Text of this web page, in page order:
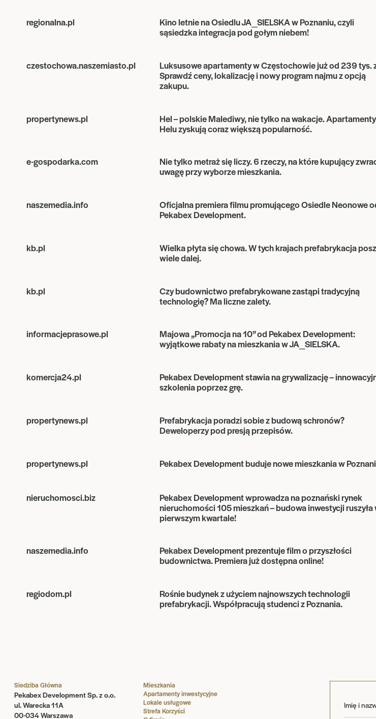
regionalna.pl
Kino letnie na Osiedlu JA_SIELSKA w Poznaniu, czyli
sąsiedzka integracja pod gołym niebem!
czestochowa.naszemiasto.pl
Luksusowe apartamenty w Częstochowie już od 239 tys.
Sprawdź ceny, lokalizację i nowy program najmu z opcją
zakupu.
propertynews.pl
Hel – polskie Malediwy, nie tylko na wakacje.
Helu zyskują coraz większą popularność.
e-gospodarka.com
Nie tylko metraż się liczy. 6 rzeczy, na które kupujący
uwagę przy wyborze mieszkania.
naszemedia.info
Oficjalna premiera filmu promującego Osiedle Neonowe
Pekabex Development.
kb.pl
Wielka płyta się chowa. W tych krajach prefabrykacja
wiele dalej.
kb.pl
Czy budownictwo prefabrykowane zastąpi tradycyjną
technologię? Ma liczne zalety.
informacjeprasowe.pl
Majowa „Promocja na 10” od Pekabex Development:
wyjątkowe rabaty na mieszkania w JA_SIELSKA.
komercja24.pl
Pekabex Development stawia na grywalizację –
szkolenia poprzez grę.
propertynews.pl
Prefabrykacja poradzi sobie z budową schronów?
Deweloperzy pod presją przepisów.
propertynews.pl Pekabex Development buduje nowe mieszkania w
nieruchomosci.biz
Pekabex Development wprowadza na poznański rynek
nieruchomości 105 mieszkań – budowa inwestycji ruszyła
pierwszym kwartale!
naszemedia.info
Pekabex Development prezentuje film o przyszłości
budownictwa. Premiera już dostępna online!
regiodom.pl
Rośnie budynek z użyciem najnowszych technologii
prefabrykacji. Współpracują studenci z Poznania.
Siedziba Główna
Pekabex Development Sp. z o.o.
ul. Warecka 11A
00-034 Warszawa
Mieszkania
Apartamenty inwestycyjne
Lokale usługowe
Strefa Korzyści
Imię i